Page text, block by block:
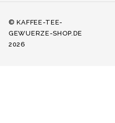
© KAFFEE-TEE-
GEWUERZE-SHOP.DE
2026